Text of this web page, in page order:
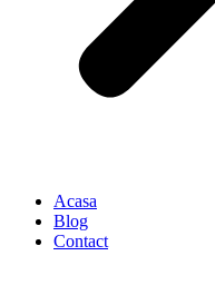
Acasa
Blog
Contact